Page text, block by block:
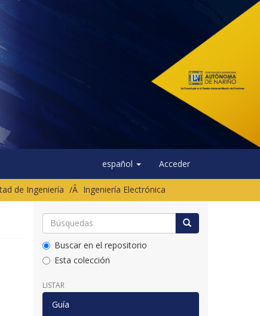
español Acceder
de Ingeniería Ingeniería Electrónica
Buscar en el repositorio
Esta colección
LISTAR
Guía